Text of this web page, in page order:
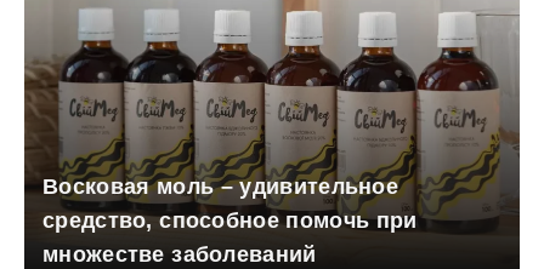
Восковая моль – удивительное
средство, способное помочь при
множестве заболеваний